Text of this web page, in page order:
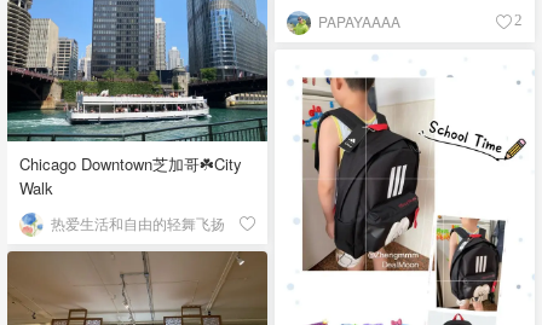
PAPAYAAAA 2
Chicago Downtown芝加哥☘️City
Walk
热爱生活和自由的轻舞飞扬